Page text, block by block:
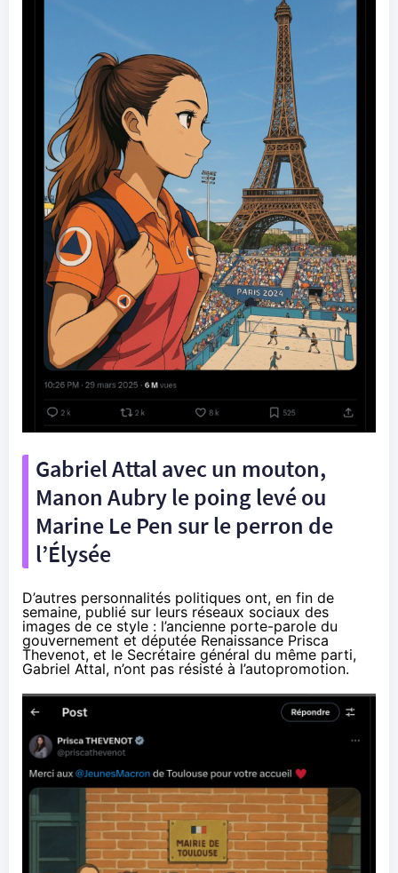
Gabriel Attal avec un mouton,
Manon Aubry le poing levé ou
Marine Le Pen sur le perron de
l’Élysée
D’autres personnalités politiques ont, en fin de
semaine, publié sur leurs réseaux sociaux des
images de ce style : l’ancienne porte-parole du
gouvernement et députée Renaissance Prisca
Thevenot, et le Secrétaire général du même parti,
Gabriel Attal, n’ont pas résisté à l’autopromotion.